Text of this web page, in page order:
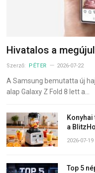
Hivatalos a
Szerző: PÉTER 2026-07-22
A Samsung bemutatta új
alap Galaxy Z Fold 8 lett a…
a
2026-07-19
Top 5